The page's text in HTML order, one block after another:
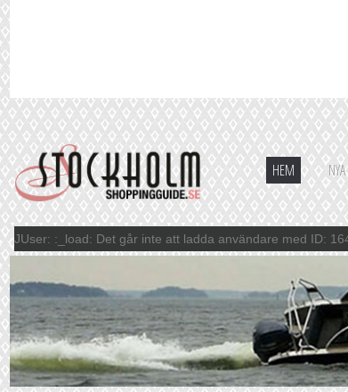
HEM
JUser: :_load: Det går inte att ladda användare med ID: